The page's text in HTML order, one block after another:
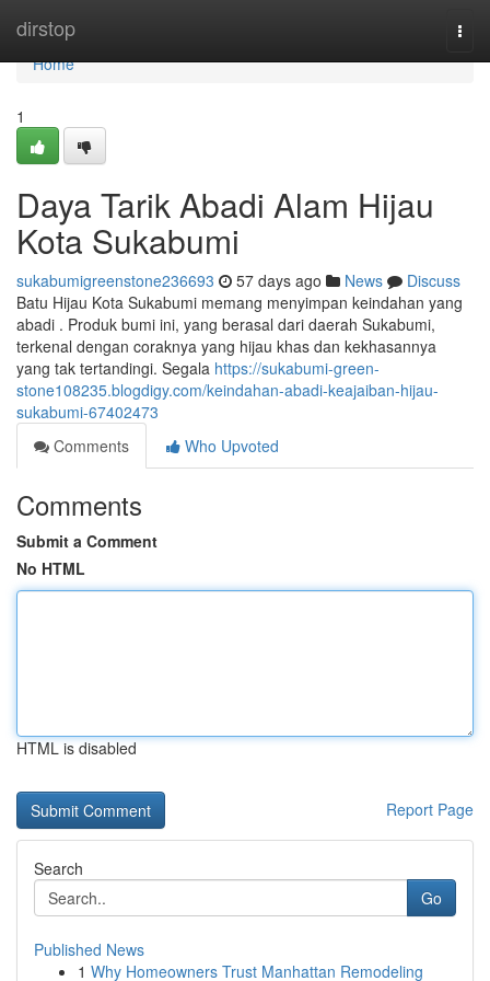
dirstop
Home
Home
1
Daya Tarik Abadi Alam Hijau
Kota Sukabumi
sukabumigreenstone236693 57 days ago News
Discuss
Batu Hijau Kota Sukabumi memang menyimpan keindahan yang
abadi . Produk bumi ini, yang berasal dari daerah Sukabumi,
terkenal dengan coraknya yang hijau khas dan kekhasannya
yang tak tertandingi. Segala https://sukabumi-green-
stone108235.blogdigy.com/keindahan-abadi-keajaiban-hijau-
sukabumi-67402473
Comments
Who Upvoted
Comments
Submit a Comment
No HTML
HTML is disabled
Report Page
Search
Go
Published News
1 Why Homeowners Trust Manhattan Remodeling